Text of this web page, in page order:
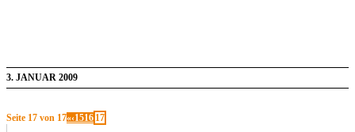
3. JANUAR 2009
Seite 17 von 17«‹1516 17